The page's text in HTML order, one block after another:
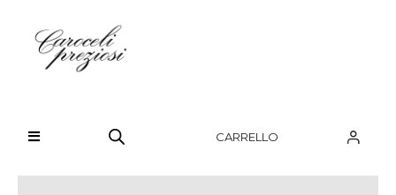
CARRELLO
CHI SIAMO
BRAND